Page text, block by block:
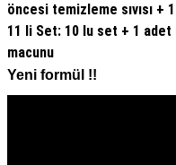
öncesi temizleme sıvısı +
11 li Set: 10 lu set + 1
macunu
Yeni formül !!